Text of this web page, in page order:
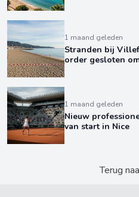
1 maand geleden
Stranden bij
order gesloten
1 maand geleden
Nieuw
van start in Nice
Terug